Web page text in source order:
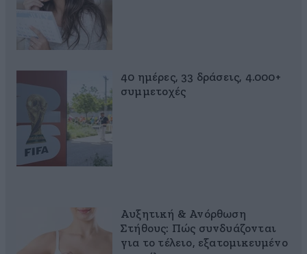
40 ημέρες, 33 δράσεις, 4.000+
συμμετοχές
Αυξητική & Ανόρθωση
Στήθους: Πώς συνδυάζονται
για το τέλειο, εξατομικευμένο